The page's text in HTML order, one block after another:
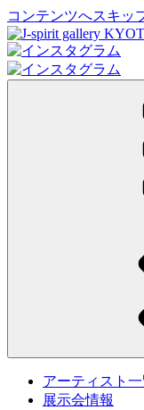
コンテンツへスキッ
J-spirit gallery KYOTO
J-spirit galleryは、明
ラリーです。 ご縁を
の方々の作品をご紹
せ、またお立ち寄り
アーティスト
展示会情報